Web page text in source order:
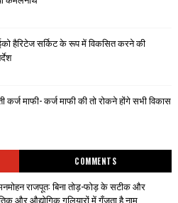
हैरिटेज सर्किट के रूप में विकसित करने की
माफी- कर्ज माफी की तो रोकने होंगे सभी विकास
COMMENTS
राजपूत: बिना तोड़-फोड़ के सटीक और
और औद्योगिक गलियारों में गूँजता है नाम